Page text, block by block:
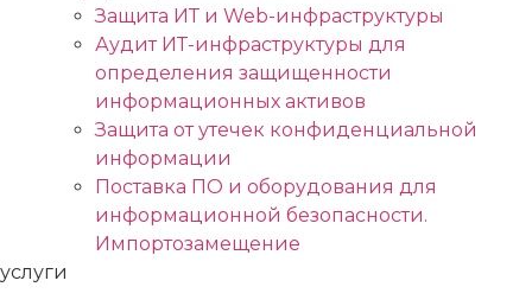
Защита ИТ и Web-инфраструктуры
Аудит ИТ-инфраструктуры для
определения защищенности
информационных активов
Защита от утечек конфиденциальной
информации
Поставка ПО и оборудования для
информационной безопасности.
Импортозамещение
услуги